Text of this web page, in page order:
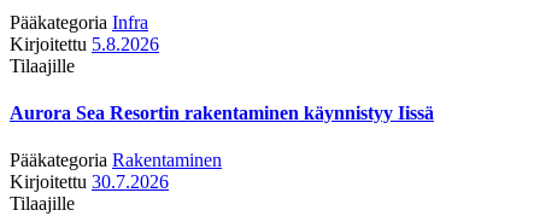
Pääkategoria Infra
Kirjoitettu 5.8.2026
Tilaajille
Aurora Sea Resortin rakentaminen käynnistyy Iissä
Pääkategoria Rakentaminen
Kirjoitettu 30.7.2026
Tilaajille